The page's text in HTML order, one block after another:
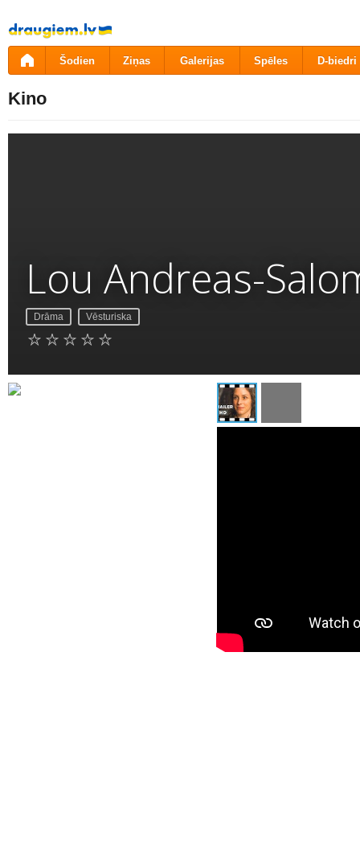
Pāriet
uz
saturu
Šodien Ziņas Galerijas Spēles D-biedri
Kino
Lou Andreas-
Drāma Vēsturiska